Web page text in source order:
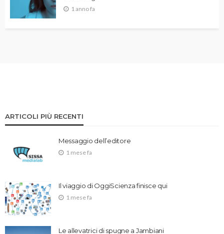
1 anno fa
ARTICOLI PIÙ RECENTI
Messaggio dell’editore
1 mese fa
Il viaggio di OggiScienza finisce qui
1 mese fa
Le allevatrici di spugne a Jambiani